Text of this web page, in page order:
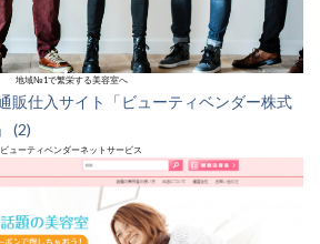
地域№1で繁栄する美容室へ
ビューティベンダーネットサービス